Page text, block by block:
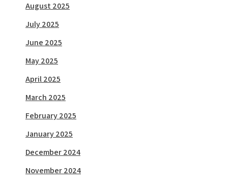
August 2025
July 2025
June 2025
May 2025
April 2025
March 2025
February 2025
January 2025
December 2024
November 2024